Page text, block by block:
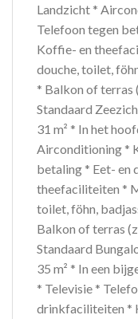
Landzicht *
Telefoon tegen
Koffie- en
douche, toilet,
* Balkon of terras
Standaard
31 m² * In het
Airconditioning *
betaling * Eet-
theefaciliteiten *
toilet, föhn,
Balkon of terras
Standaard
35 m² * In een
* Televisie *
drinkfaciliteiten *